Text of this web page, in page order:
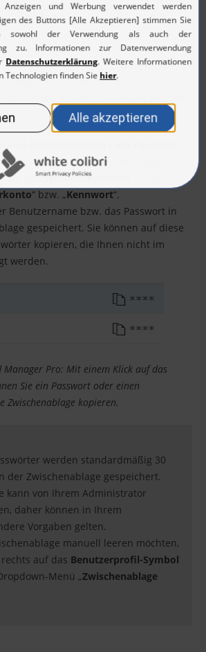
Pro: Klicken Sie auf die Sternchen
Zeile, die das von Ihnen benötigte
auf dasSymbol „Kopieren“
“ bzw. „Kennwort“.
Benutzername bzw. das Passwort in
gespeichert. Sie können auf diese
kopieren, die Ihnen nicht im
werden.
Manager Pro: Mit einem Klick auf das
Sie ein Passwort oder einen
Zwischenablage kopieren.
werden standardmäßig 30
der Zwischenablage gespeichert.
kann von Ihrem Administrator
daher können in Ihrem
Vorgaben gelten.
manuell leeren möchten,
auf das Benutzerprofil-Symbol
Menü „Zwischenablage